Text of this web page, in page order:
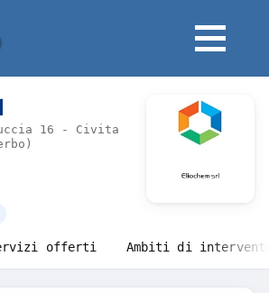
16 - Civita
offerti Ambiti di